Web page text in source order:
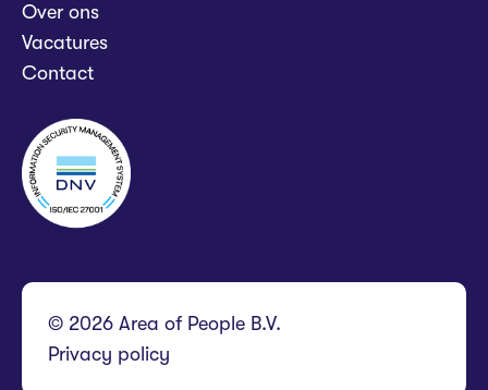
Over ons
Vacatures
Contact
© 2026 Area of People B.V.
Privacy policy